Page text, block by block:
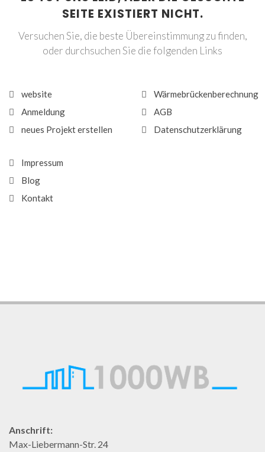
SEITE EXISTIERT NICHT.
Versuchen Sie, die beste Übereinstimmung zu finden,
oder durchsuchen Sie die folgenden Links
website
Anmeldung
neues Projekt erstellen
Wärmebrückenberechnung
AGB
Datenschutzerklärung
Impressum
Blog
Kontakt
Anschrift:
Max-Liebermann-Str. 24